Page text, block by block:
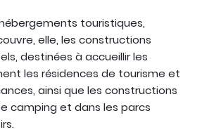
touristiques,
elle, les constructions
destinées à accueillir les
les résidences de tourisme et
ainsi que les constructions
camping et dans les parcs